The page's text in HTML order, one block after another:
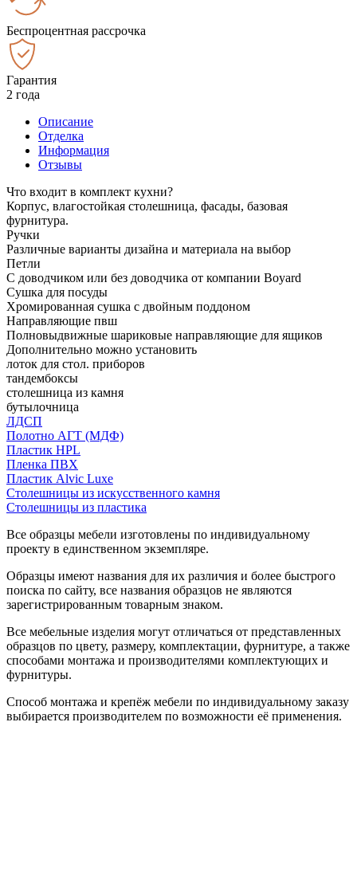
Беспроцентная рассрочка
Гарантия
2 года
Описание
Отделка
Информация
Отзывы
Что входит в комплект кухни?
Корпус, влагостойкая столешница, фасады, базовая
фурнитура.
Ручки
Различные варианты дизайна и материала на выбор
Петли
С доводчиком или без доводчика от компании Boyard
Сушка для посуды
Хромированная сушка с двойным поддоном
Направляющие пвш
Полновыдвижные шариковые направляющие для ящиков
Дополнительно можно установить
лоток для стол. приборов
тандембоксы
столешница из камня
бутылочница
ЛДСП
Полотно АГТ (МДФ)
Пластик HPL
Пленка ПВХ
Пластик Alvic Luxe
Столешницы из искусственного камня
Столешницы из пластика
Все образцы мебели изготовлены по индивидуальному
проекту в единственном экземпляре.
Образцы имеют названия для их различия и более быстрого
поиска по сайту, все названия образцов не являются
зарегистрированным товарным знаком.
Все мебельные изделия могут отличаться от представленных
образцов по цвету, размеру, комплектации, фурнитуре, а также
способами монтажа и производителями комплектующих и
фурнитуры.
Способ монтажа и крепёж мебели по индивидуальному заказу
выбирается производителем по возможности её применения.